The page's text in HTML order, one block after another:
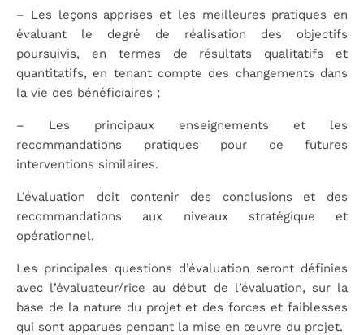
– Les leçons apprises et les meilleures pratiques en
évaluant le degré de réalisation des objectifs
poursuivis, en termes de résultats qualitatifs et
quantitatifs, en tenant compte des changements dans
la vie des bénéficiaires ;
– Les principaux enseignements et les
recommandations pratiques pour de futures
interventions similaires.
L’évaluation doit contenir des conclusions et des
recommandations aux niveaux stratégique et
opérationnel.
Les principales questions d’évaluation seront définies
avec l’évaluateur/rice au début de l’évaluation, sur la
base de la nature du projet et des forces et faiblesses
qui sont apparues pendant la mise en œuvre du projet.